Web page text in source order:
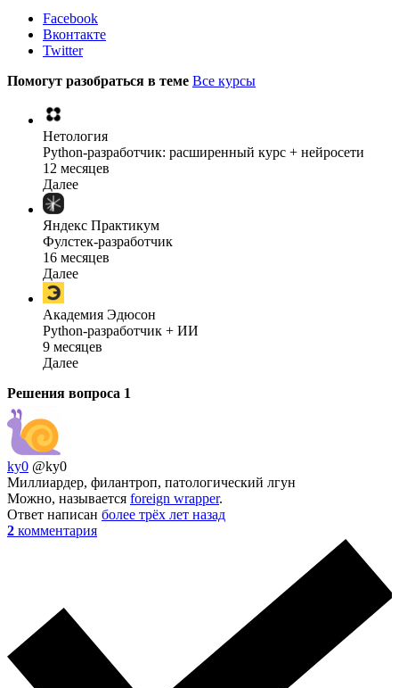
Facebook
Вконтакте
Twitter
Помогут разобраться в теме Все курсы
Нетология
Python-разработчик: расширенный курс + нейросети
12 месяцев
Далее
Яндекс Практикум
Фулстек-разработчик
16 месяцев
Далее
Академия Эдюсон
Python-разработчик + ИИ
9 месяцев
Далее
Решения вопроса 1
ky0 @ky0
Миллиардер, филантроп, патологический лгун
Можно, называется foreign wrapper.
Ответ написан более трёх лет назад
2 комментария